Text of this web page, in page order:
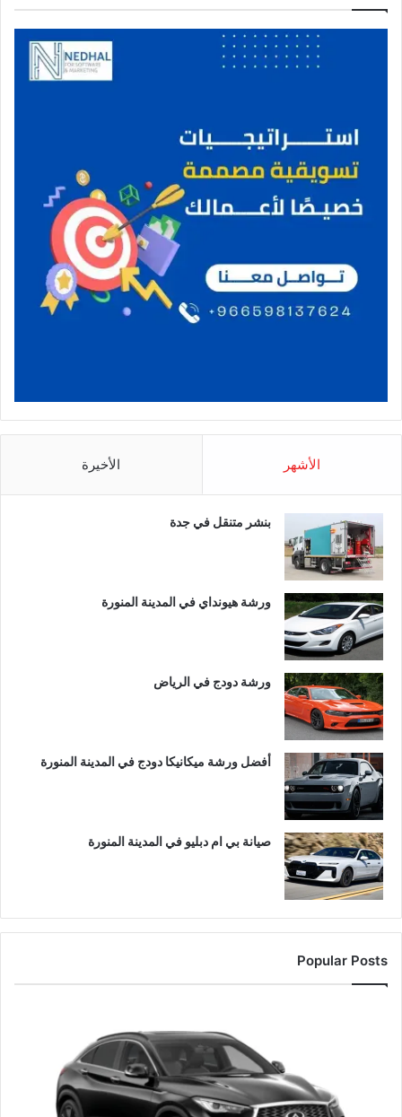
الأشهر الأخيرة
بنشر متنقل في جدة
ورشة هيونداي في المدينة المنورة
ورشة دودج في الرياض
أفضل ورشة ميكانيكا دودج في المدينة المنورة
صيانة بي ام دبليو في المدينة المنورة
Popular Posts